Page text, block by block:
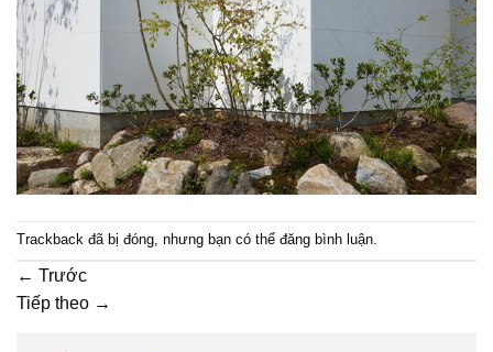
Trackback đã bị đóng, nhưng bạn có thể đăng bình luận
← Trước
Tiếp theo →